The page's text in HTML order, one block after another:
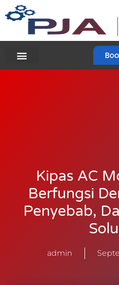
Kipas AC
Berfungsi
Penyebab,
admin